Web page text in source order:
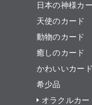
日本の神様カ
天使のカード
動物のカード
癒しのカード
かわいいカード
希少品
オラクルカー